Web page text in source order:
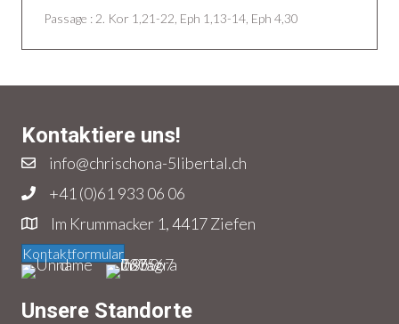
Passage : 2. Kor 1,21-22, Eph 1,13-14, Eph 4,30
Kontaktiere uns!
info@chrischona-5libertal.ch
+41 (0)61 933 06 06
Im Krummacker 1, 4417 Ziefen
Kontaktformular
Unsere Standorte